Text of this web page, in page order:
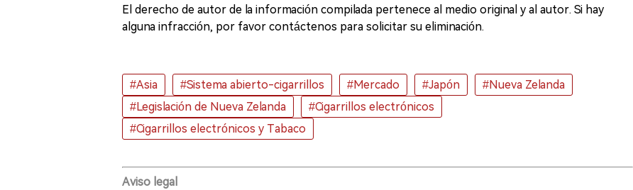
El derecho de autor de la información compilada pertenece al medio original y al autor. Si hay
alguna infracción, por favor contáctenos para solicitar su eliminación.
#Asia #Sistema abierto-cigarrillos #Mercado #Japón
#Nueva Zelanda
#Legislación de Nueva Zelanda
#Cigarrillos electrónicos
#Cigarrillos electrónicos y Tabaco
Aviso legal